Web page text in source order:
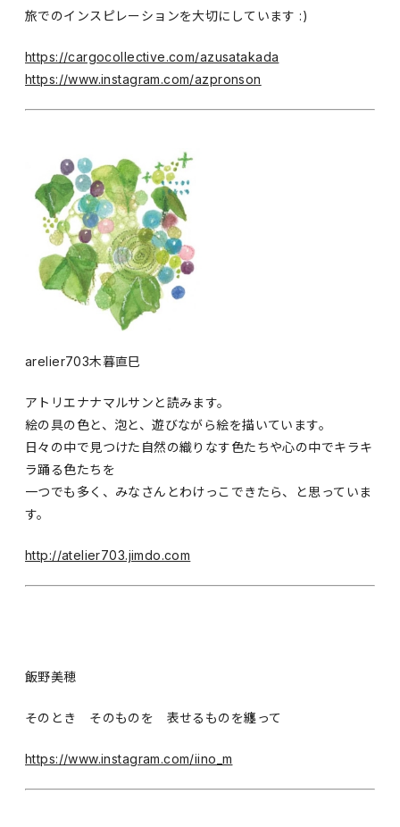
旅でのインスピレーションを大切にしています :)
https://cargocollective.com/azusatakada
https://www.instagram.com/azpronson
arelier703木暮直巳
アトリエナナマルサンと読みます。
絵の具の色と、泡と、遊びながら絵を描いています。
日々の中で見つけた自然の織りなす色たちや心の中でキラキ
ラ踊る色たちを
一つでも多く、みなさんとわけっこできたら、と思っていま
す。
http://atelier703.jimdo.com
飯野美穂
そのとき そのものを 表せるものを纏って
https://www.instagram.com/iino_m